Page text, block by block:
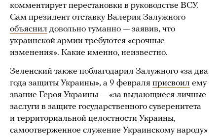
комментирует перестановки в руководстве ВСУ.
Сам президент отставку Валерия Залужного
объяснил довольно туманно — заявив, что
украинской армии требуются «срочные
изменения». Какие именно, неизвестно.
Зеленский также поблагодарил Залужного «за два
года защиты Украины», а 9 февраля присвоил ему
звание Героя Украины — «за выдающиеся личные
заслуги в защите государственного суверенитета
и территориальной целостности Украины,
самоотверженное служение Украинскому народу»